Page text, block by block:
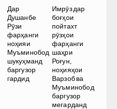
Дар
Душанбе
Рӯзи
фарҳанги
ноҳияи
Муъминобод
шукуҳманд
баргузор
гардид
Имрӯз дар
боғҳои
пойтахт
рӯзҳои
фарҳанги
шаҳри
Роғун,
ноҳияҳои
Варзоб ва
Муъминобод
баргузор
мегарданд